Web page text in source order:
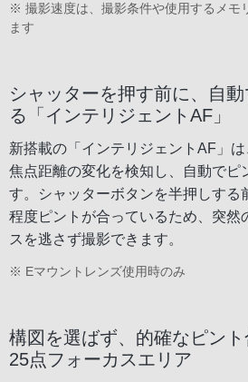
※ 撮影速度は、撮影条件や使用するメモ
ます
シャッターを押す前に、自
る「インテリジェントAF」
新搭載の「インテリジェントAF」
焦点距離の変化を検知し、自動でピ
す。シャッターボタンを半押しする
程度ピントが合っているため、突然
スを逃さず撮影できます。
※ Eマウントレンズ使用時のみ
構図を選ばず、的確なピント
25点フォーカスエリア